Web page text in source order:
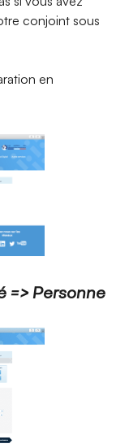
conjoint sous
en
=> Personne